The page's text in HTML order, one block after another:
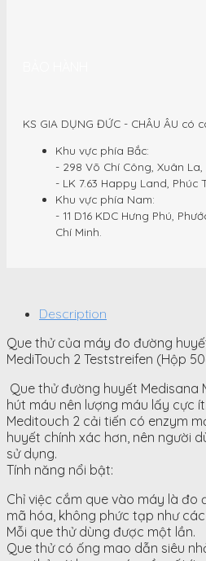
KS GIA DỤNG ĐỨC - CHÂU ÂU có
Khu vực phía Bắc:
- 298 Võ Chí Công, Xuân La,
- LK 7.63 Happy Land, Phúc
Khu vực phía Nam:
- 11 D16 KDC Hưng Phú,
Chí Minh.
Description
Que thử của máy đo đường
MediTouch 2 Teststreifen (Hộp
Que thử đường huyết Medisana
hút máu nên lượng máu lấy cực
Meditouch 2 cải tiến có enzym
huyết chính xác hơn, nên người
sử dụng.
Tính năng nổi bật:
Chỉ việc cắm que vào máy là đo
mã hóa, không phức tạp như
Mỗi que thử dùng được một lần.
Que thử có ống mao dẫn siêu